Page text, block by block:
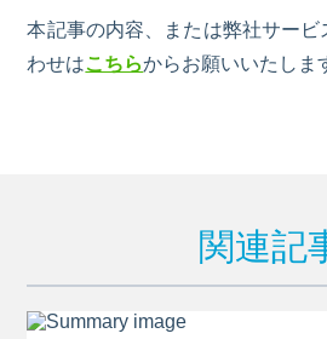
本記事の内容、または弊社サー
わせはこちらからお願いいたしま
関連記